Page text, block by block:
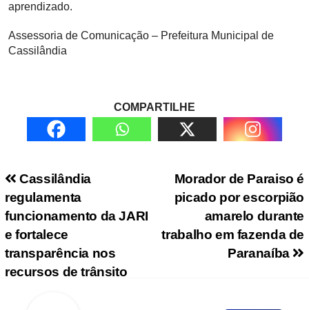
aprendizado.
Assessoria de Comunicação – Prefeitura Municipal de
Cassilândia
COMPARTILHE
Navegação de PostMorador de Paraiso é
picado por escorpião
amarelo durante
trabalho em fazenda de
Paranaíba
Cassilândia
regulamenta
funcionamento da JARI
e fortalece
transparência nos
recursos de trânsito